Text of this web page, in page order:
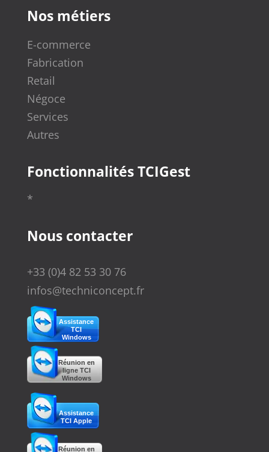
Nos métiers
E-commerce
Fabrication
Retail
Négoce
Services
Autres
Fonctionnalités TCIGest
*
Nous contacter
+33 (0)4 82 53 30 76
infos@techniconcept.fr
Assistance
TCI
Windows
Réunion en
ligne TCI
Windows
Assistance
TCI Apple
Réunion en